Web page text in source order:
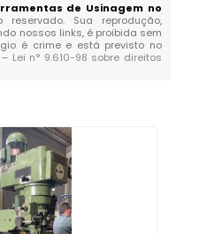
de Usinagem no
Sua reprodução,
nossos links, é proibida sem
é crime e está previsto no
Lei n° 9.610-98 sobre direitos